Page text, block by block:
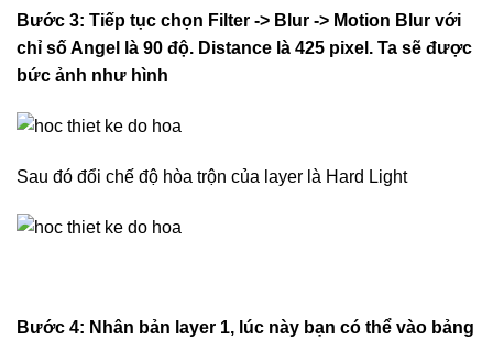
Bước 3: Tiếp tục chọn Filter -> Blur -> Motion Blur với
chỉ số Angel là 90 độ. Distance là 425 pixel. Ta sẽ được
bức ảnh như hình
Sau đó đổi chế độ hòa trộn của layer là Hard Light
Bước 4: Nhân bản layer 1, lúc này bạn có thể vào bảng